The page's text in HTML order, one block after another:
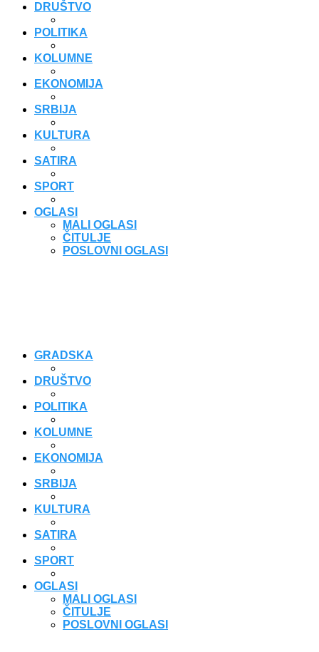
DRUŠTVO
POLITIKA
KOLUMNE
EKONOMIJA
SRBIJA
KULTURA
SATIRA
SPORT
OGLASI
MALI OGLASI
ČITULJE
POSLOVNI OGLASI
GRADSKA
DRUŠTVO
POLITIKA
KOLUMNE
EKONOMIJA
SRBIJA
KULTURA
SATIRA
SPORT
OGLASI
MALI OGLASI
ČITULJE
POSLOVNI OGLASI